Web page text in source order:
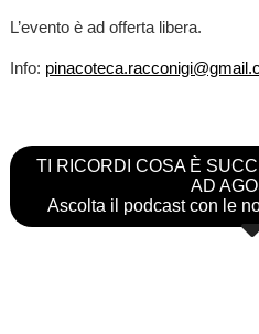
L’evento è ad offerta libera.
Info:
TI RICORDI COSA È
AD
Ascolta il podcast con le